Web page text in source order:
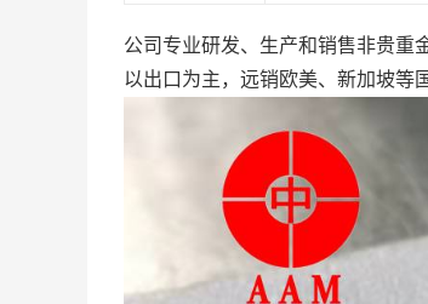
公司专业研发、生产和销售非贵重
以出口为主，远销欧美、新加坡等